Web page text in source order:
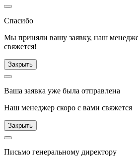
Спасибо
Мы приняли вашу заявку, наш
свяжется!
Закрыть
Ваша заявка уже была отправлена
Наш менеджер скоро с вами свяжется
Закрыть
Письмо генеральному директору